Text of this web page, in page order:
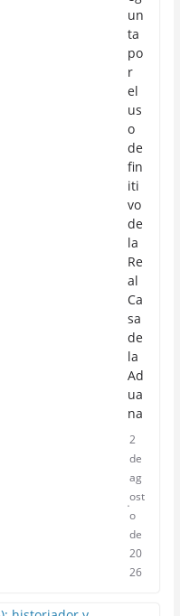
un
ta
po
r
el
us
o
de
fin
iti
vo
de
la
Re
al
Ca
sa
de
la
Ad
ua
na
2
de
ag
ost
o
de
20
26